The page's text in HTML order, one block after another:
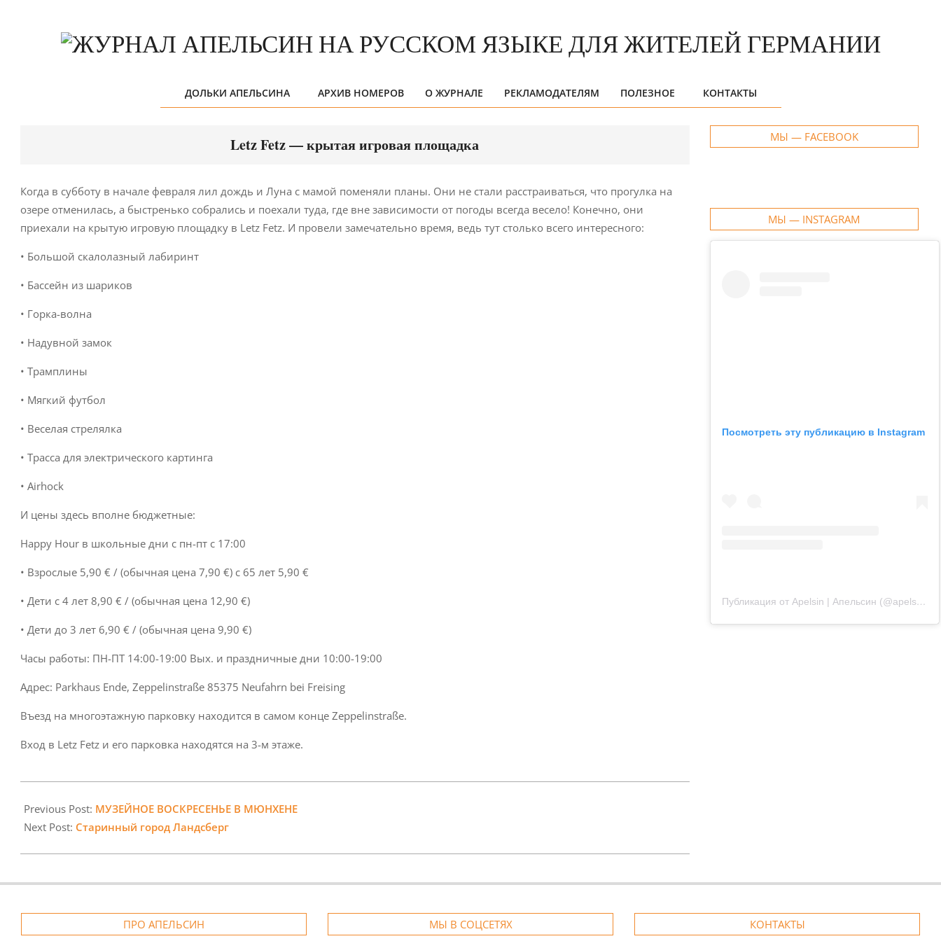
Primary
ДОЛЬКИ АПЕЛЬСИНА АРХИВ НОМЕРОВ О ЖУРНАЛЕ РЕКЛАМОДАТЕЛЯМ ПОЛЕЗНОЕ КОНТАКТЫ
Letz Fetz — крытая игровая площадка
Когда в субботу в начале февраля лил дождь и Луна с мамой поменяли планы. Они не стали расстраиваться, что прогулка на
озере отменилась, а быстренько собрались и поехали туда, где вне зависимости от погоды всегда весело! Конечно, они
приехали на крытую игровую площадку в Letz Fetz. И провели замечательно время, ведь тут столько всего интересного:
• Большой скалолазный лабиринт
• Бассейн из шариков
• Горка-волна
• Надувной замок
• Трамплины
• Мягкий футбол
• Веселая стрелялка
• Трасса для электрического картинга
• Airhock
И цены здесь вполне бюджетные:
Happy Hour в школьные дни с пн-пт с 17:00
• Взрослые 5,90 € / (обычная цена 7,90 €) c 65 лет 5,90 €
• Дети с 4 лет 8,90 € / (обычная цена 12,90 €)
• Дети до 3 лет 6,90 € / (обычная цена 9,90 €)
Часы работы: ПН-ПТ 14:00-19:00 Вых. и праздничные дни 10:00-19:00
Адрес: Parkhaus Ende, Zeppelinstraße 85375 Neufahrn bei Freising
Въезд на многоэтажную парковку находится в самом конце Zeppelinstraße.
Вход в Letz Fetz и его парковка находятся на 3-м этаже.
03-
08
Previous Post: МУЗЕЙНОЕ ВОСКРЕСЕНЬЕ В МЮНХЕНЕ
Next Post: Старинный город Ландсберг
МЫ — FACEBOOK
МЫ — INSTAGRAM
Посмотреть эту публикацию в Instagram
Публикация от Apelsin | Апельсин (@apelsin.muenchen)
ПРО АПЕЛЬСИН МЫ В СОЦСЕТЯХ КОНТАКТЫ